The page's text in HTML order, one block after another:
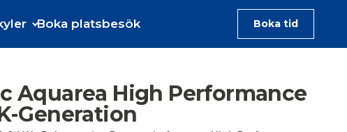
Boka platsbesök Boka tid
Aquarea High Performance
Generation